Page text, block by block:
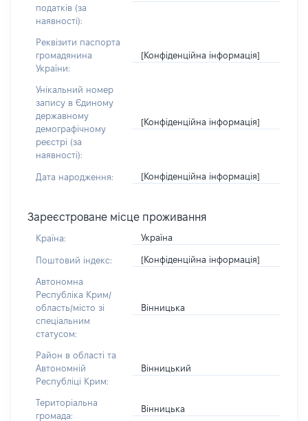
податків (за
наявності):
Реквізити паспорта
громадянина
України:
[Конфіденційна інформація]
Унікальний номер
запису в Єдиному
державному
демографічному
реєстрі (за
наявності):
[Конфіденційна інформація]
Дата народження: [Конфіденційна інформація]
Зареєстроване місце проживання
Країна: Україна
Поштовий індекс: [Конфіденційна інформація]
Автономна
Республіка Крим/
область/місто зі
спеціальним
статусом:
Вінницька
Район в області та
Автономній
Республіці Крим:
Вінницький
Територіальна
громада:
Вінницька